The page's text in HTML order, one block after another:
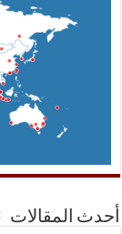
أحدث المقالات